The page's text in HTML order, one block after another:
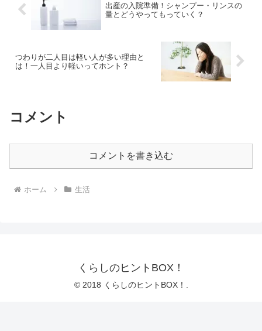
出産の入院準備！シャンプー・リンスの
量とどうやってもっていく？
つわりが二人目は軽い人が多い理由と
は！一人目より軽いってホント？
コメント
コメントを書き込む
ホーム 生活
くらしのヒントBOX！
© 2018 くらしのヒントBOX！.